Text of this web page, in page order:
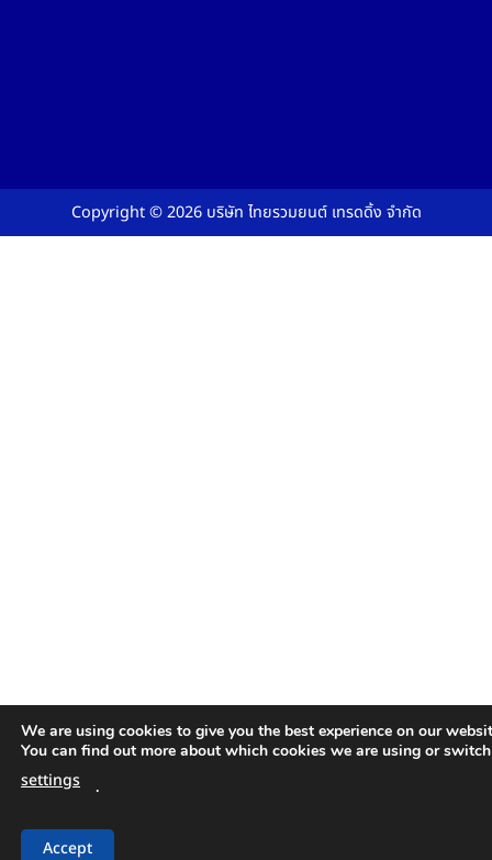
Copyright © 2026 บริษัท ไทยรวมยนต์ เทรดดิ้ง จำกัด
We are using cookies to give you the best experience on our
You can find out more about which cookies we are using or
settings .
Accept